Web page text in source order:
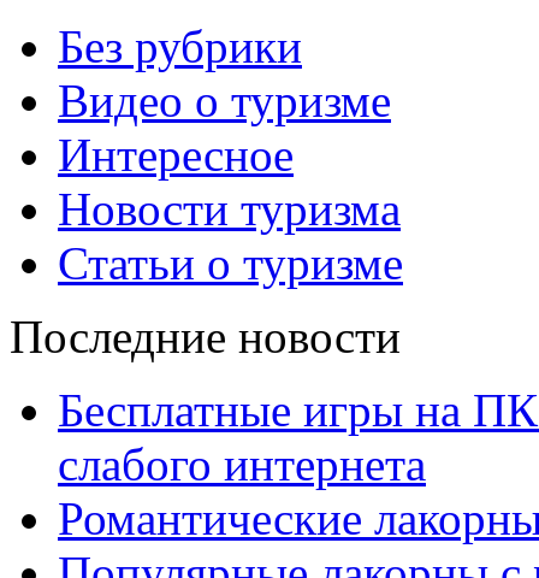
Без рубрики
Видео о туризме
Интересное
Новости туризма
Статьи о туризме
Последние новости
Бесплатные игры на
слабого интернета
Романтические